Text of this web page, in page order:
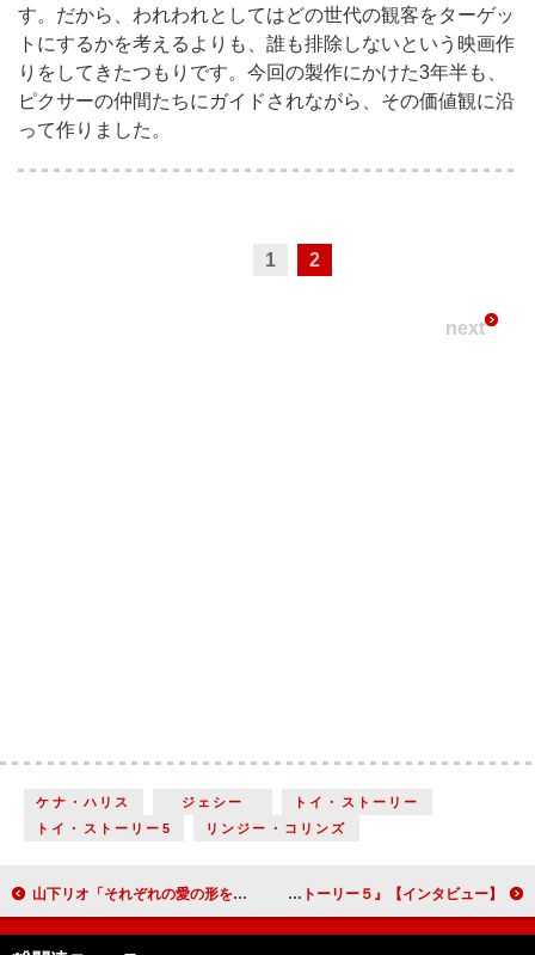
す。だから、われわれとしてはどの世代の観客をターゲッ
トにするかを考えるよりも、誰も排除しないという映画作
りをしてきたつもりです。今回の製作にかけた3年半も、
ピクサーの仲間たちにガイドされながら、その価値観に沿
って作りました。
1 2
next
ケナ・ハリス ジェシー
トイ・ストーリー
トイ・ストーリー5
リンジー・コリンズ
山下リオ「それぞれの愛の形を、まざまざと見せつけられるような映画になっていると思います」『遺愛』【インタビュー】 唐沢寿明「原点回帰をした感じがしました」『トイ・ストーリー５』【インタビュー】